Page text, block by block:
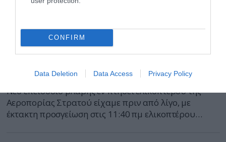
CONFIRM
Data Deletion Data Access Privacy Policy
16.08.2010 | 11:08
Nέο επεισόδιο με βλάβη UH-1H Xιούι – Πόσο
Βιετνάμ;
Νέο επεισόδιο βλάβης εν πτήσει ελικοπτέρου της
Αεροπορίας Στρατού είχαμε πριν από λίγο, με
έκτακτη προσγείωση στις 11:40 πμ ελικοπτέρου